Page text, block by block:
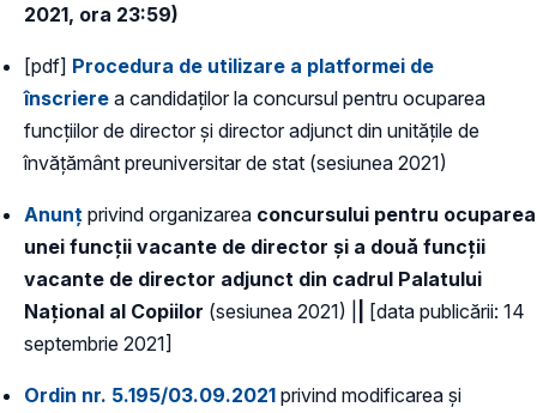
2021, ora 23:59)
[pdf] Procedura de utilizare a platformei de
înscriere a candidaților la concursul pentru ocuparea
funcțiilor de director și director adjunct din unitățile de
învățământ preuniversitar de stat (sesiunea 2021)
Anunț privind organizarea concursului pentru ocuparea
unei funcții vacante de director și a două funcții
vacante de director adjunct din cadrul Palatului
Național al Copiilor (sesiunea 2021) |
[data publicării: 14
septembrie 2021]
Ordin nr. 5.195/03.09.2021 privind modificarea și